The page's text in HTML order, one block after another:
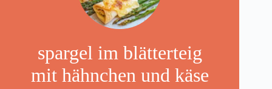
spargel im blätterteig
mit hähnchen und käse